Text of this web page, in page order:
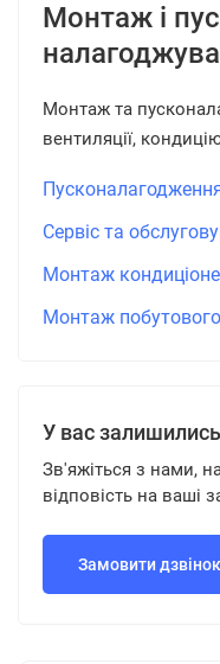
Монтаж і
Монтаж та
вентиляції,
Сервіс та
Монтаж
Монтаж
У вас
Зв'яжіться з нами,
відповість на ваші
Замовити дзвінок